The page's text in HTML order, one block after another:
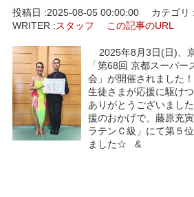
投稿日 :2025-08-05 00:00:00 カテゴリ :
WRITER :スタッフ この記事のURL
2025年8月3日(日)、
「第68回 京都スーパ
会」が開催されました
生徒さまが応援に駆け
ありがとうございまし
援のおかげで、藤原充
ラテンＣ級」にて第５
ました☆ &